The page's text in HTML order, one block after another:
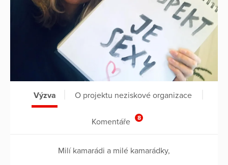
Výzva O projektu neziskové organizace
Komentáře 8
Milí kamarádi a milé kamarádky,